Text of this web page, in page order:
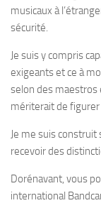
musicaux à
sécurité.
Je suis y compris
exigeants et ce à
selon des maestros
mériterait de figurer
Je me suis
recevoir des
Dorénavant, vous
international